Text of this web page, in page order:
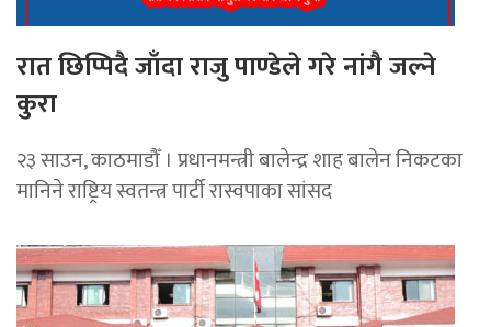
रात छिप्पिदै जाँदा राजु पाण्डेले गरे नांगै जल्ने
कुरा
२३ साउन, काठमाडौँ । प्रधानमन्त्री बालेन्द्र शाह बालेन निकटका
मानिने राष्ट्रिय स्वतन्त्र पार्टी रास्वपाका सांसद